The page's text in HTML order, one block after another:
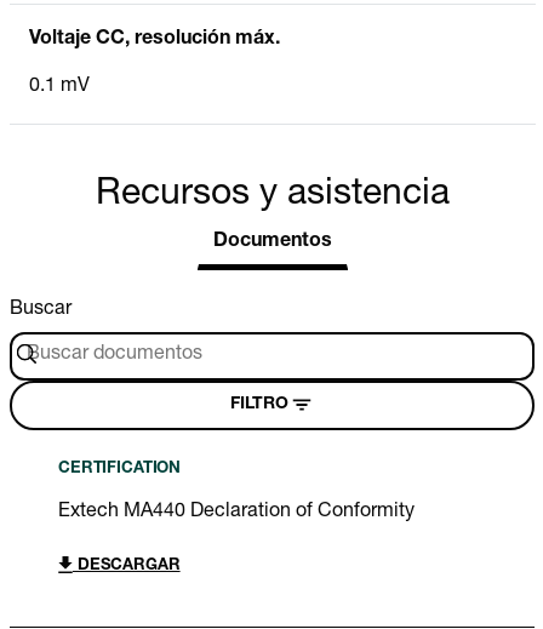
Voltaje CC, resolución máx.
0.1 mV
Recursos y asistencia
Documentos
Buscar
FILTRO
CERTIFICATION
Extech MA440 Declaration of Conformity
DESCARGAR